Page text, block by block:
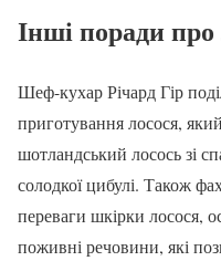
Інші поради про
Шеф-кухар Річард Гір
приготування лосося,
шотландський лосось зі
солодкої цибулі. Також
переваги шкірки лосося,
поживні речовини, які